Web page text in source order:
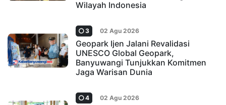
Wilayah Indonesia
3 02 Agu 2026
Geopark Ijen Jalani Revalidasi
UNESCO Global Geopark,
Banyuwangi Tunjukkan Komitmen
Jaga Warisan Dunia
4 02 Agu 2026